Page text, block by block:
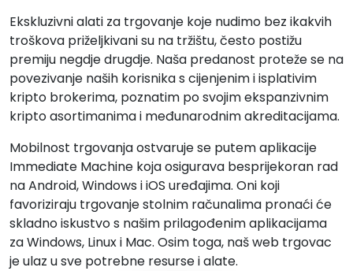
Ekskluzivni alati za trgovanje koje nudimo bez ikakvih
troškova priželjkivani su na tržištu, često postižu
premiju negdje drugdje. Naša predanost proteže se na
povezivanje naših korisnika s cijenjenim i isplativim
kripto brokerima, poznatim po svojim ekspanzivnim
kripto asortimanima i međunarodnim akreditacijama.
Mobilnost trgovanja ostvaruje se putem aplikacije
Immediate Machine koja osigurava besprijekoran rad
na Android, Windows i iOS uređajima. Oni koji
favoriziraju trgovanje stolnim računalima pronaći će
skladno iskustvo s našim prilagođenim aplikacijama
za Windows, Linux i Mac. Osim toga, naš web trgovac
je ulaz u sve potrebne resurse i alate.